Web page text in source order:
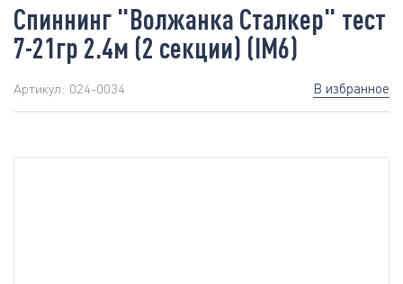
Спиннинг "Волжанка Сталкер" тест
7-21гр 2.4м (2 секции) (IM6)
Артикул: 024-0034 В избранное